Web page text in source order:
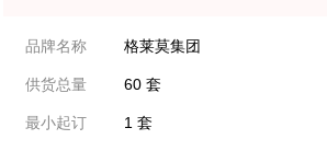
品牌名称 格莱莫集团
供货总量 60 套
最小起订 1 套